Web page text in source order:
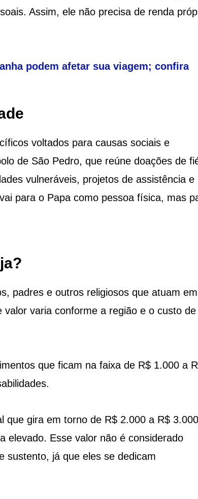
Assim, ele não precisa de renda
podem afetar sua viagem; confira
voltados para causas sociais e
de São Pedro, que reúne doações de
vulneráveis, projetos de assistência e
para o Papa como pessoa física, mas
padres e outros religiosos que atuam em
varia conforme a região e o custo de
que ficam na faixa de R$ 1.000 a
que gira em torno de R$ 2.000 a R$
elevado. Esse valor não é considerado
sustento, já que eles se dedicam